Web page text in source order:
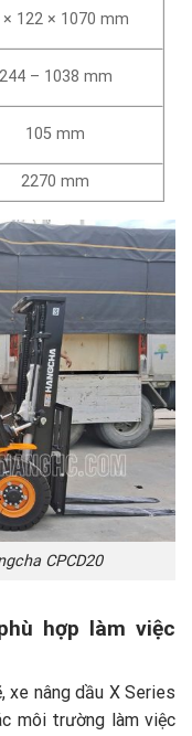
× 122 × 1070 mm
244 – 1038 mm
105 mm
2270 mm
CPCD20
hợp làm việc
nâng dầu X Series
môi trường làm việc